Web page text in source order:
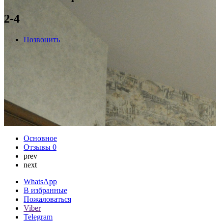
2-4
Позвонить
Основное
Отзывы 0
prev
next
WhatsApp
В избранные
Пожаловаться
Viber
Telegram